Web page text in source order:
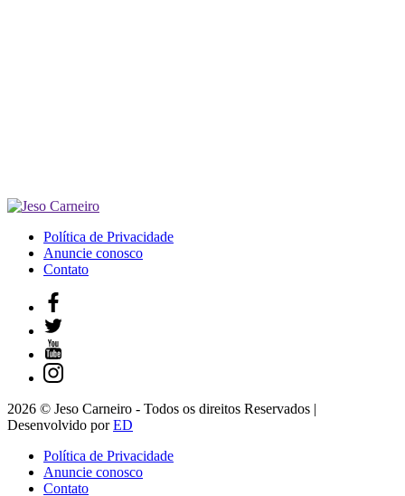
Política de Privacidade
Anuncie conosco
Contato
2026 © Jeso Carneiro - Todos os direitos Reservados |
Desenvolvido porED
Política de Privacidade
Anuncie conosco
Contato